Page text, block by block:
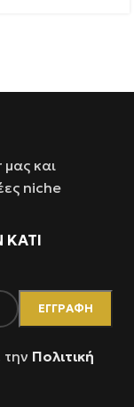
και
niche
Πολιτική